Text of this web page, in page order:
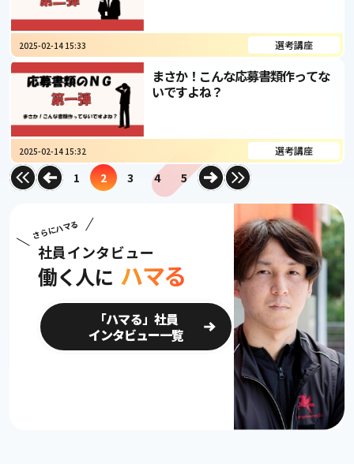
2025-02-14 15:33 選考講座
2025-02-14 15:32 選考講座
まさか！こんな応募書類作ってな
いですよね？
最初へ前へ 1 2 3 4 5 次へ 最後へ
さらにハマる
社員インタビュー
働く人に ハマる
「ハマる」社員
インタビュー一覧